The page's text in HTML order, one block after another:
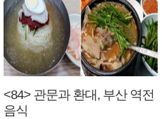
<84> 관문과 환대, 부산 역전
음식